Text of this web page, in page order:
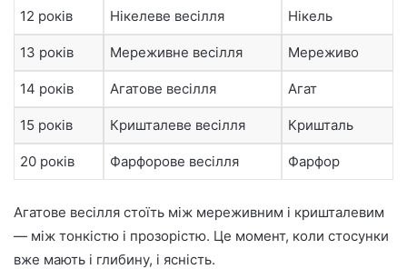
12 років Нікелеве весілля Нікель
13 років Мереживне весілля Мереживо
14 років Агатове весілля Агат
15 років Кришталеве весілля Кришталь
20 років Фарфорове весілля Фарфор
Агатове весілля стоїть між мереживним і кришталевим
— між тонкістю і прозорістю. Це момент, коли стосунки
вже мають і глибину, і ясність.